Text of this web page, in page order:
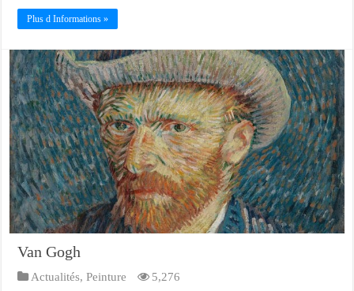
Plus d Informations »
Van Gogh
Actualités,Peinture 5,276